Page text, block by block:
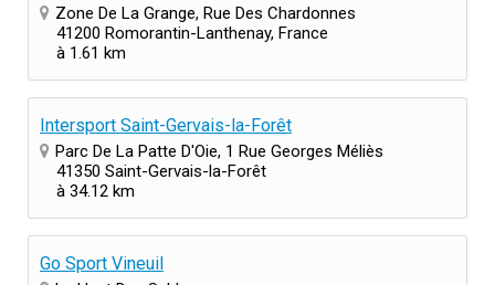
Zone De La Grange, Rue Des Chardonnes
41200 Romorantin-Lanthenay, France
à 1.61 km
Intersport Saint-Gervais-la-Forêt
Parc De La Patte D'Oie, 1 Rue Georges Méliès
41350 Saint-Gervais-la-Forêt
à 34.12 km
Go Sport Vineuil